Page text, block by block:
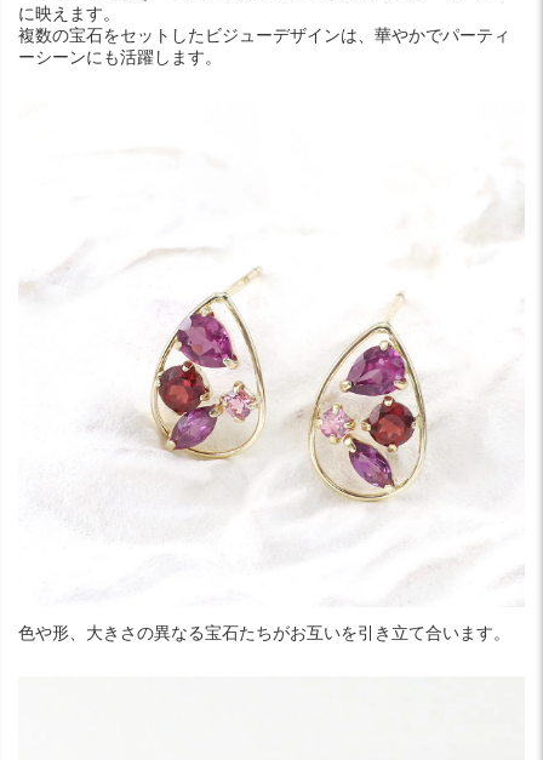
に映えます。
複数の宝石をセットしたビジューデザインは、華やかでパーティ
ーシーンにも活躍します。
色や形、大きさの異なる宝石たちがお互いを引き立て合います。